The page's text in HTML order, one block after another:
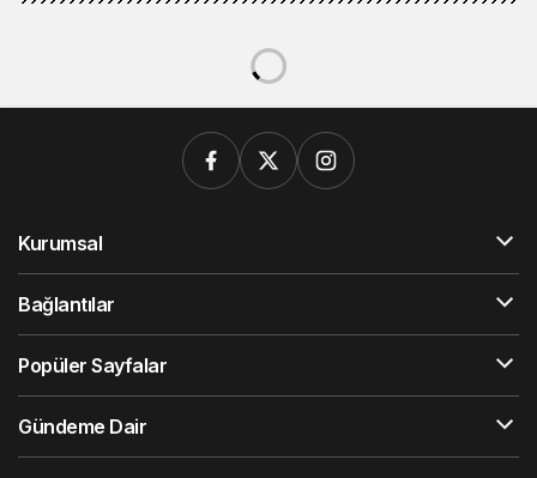
Kurumsal
Bağlantılar
Popüler Sayfalar
Gündeme Dair